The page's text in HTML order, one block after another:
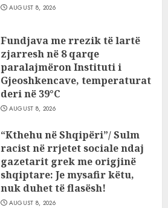
AUGUST 8, 2026
Fundjava me rrezik të lartë
zjarresh në 8 qarqe
paralajmëron Instituti i
Gjeoshkencave, temperaturat
deri në 39°C
AUGUST 8, 2026
“Kthehu në Shqipëri”/ Sulm
racist në rrjetet sociale ndaj
gazetarit grek me origjinë
shqiptare: Je mysafir këtu,
nuk duhet të flasësh!
AUGUST 8, 2026